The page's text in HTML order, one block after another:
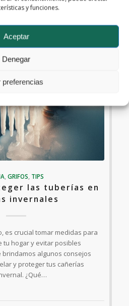
y funciones.
Aceptar
Denegar
preferencias
,GRIFOS TIPS
las tuberías en
invernales
es crucial tomar medidas para
tu hogar y evitar posibles
brindamos algunos consejos
y proteger tus cañerías
¿Qué…